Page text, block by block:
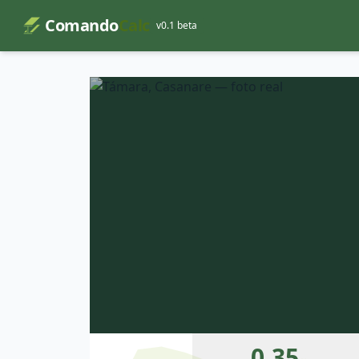
ComandoCalc v0.1 beta